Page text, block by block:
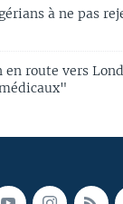
à ne pas
route vers